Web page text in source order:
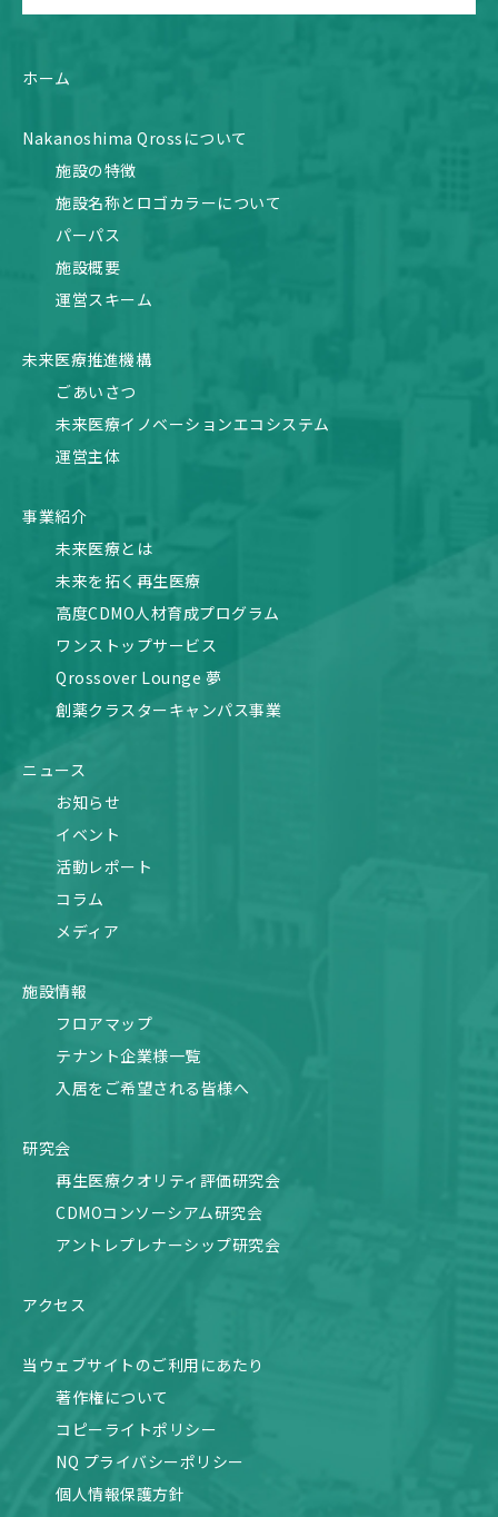
ホーム
Nakanoshima Qrossについて
施設の特徴
施設名称とロゴカラーについて
パーパス
施設概要
運営スキーム
未来医療推進機構
ごあいさつ
未来医療イノベーションエコシステム
運営主体
事業紹介
未来医療とは
未来を拓く再生医療
高度CDMO人材育成プログラム
ワンストップサービス
Qrossover Lounge 夢
創薬クラスターキャンパス事業
ニュース
お知らせ
イベント
活動レポート
コラム
メディア
施設情報
フロアマップ
テナント企業様一覧
入居をご希望される皆様へ
研究会
再生医療クオリティ評価研究会
CDMOコンソーシアム研究会
アントレプレナーシップ研究会
アクセス
当ウェブサイトのご利用にあたり
著作権について
コピーライトポリシー
NQ プライバシーポリシー
個人情報保護方針